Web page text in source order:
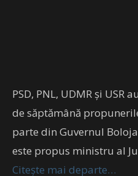
PSD, PNL, UDMR și USR
de săptămână
parte din Guvernul
este propus ministru al
Citește mai departe…